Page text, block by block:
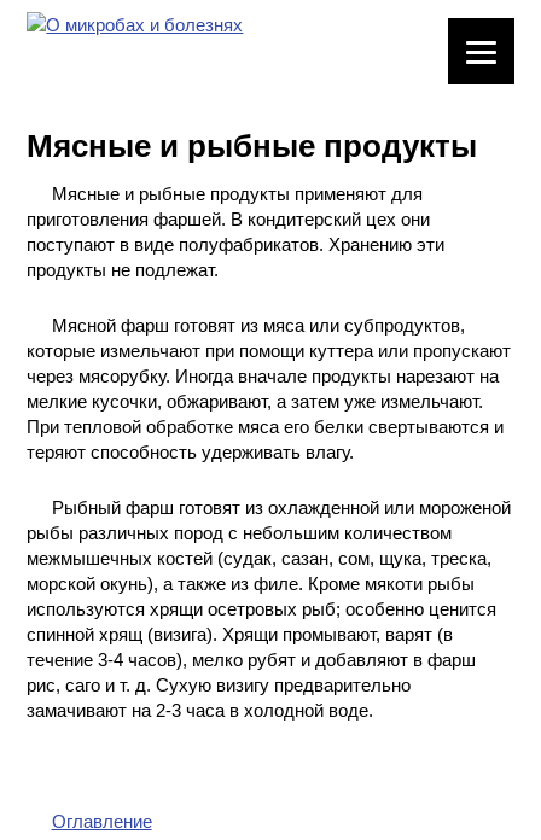
ХИМИЧЕСКАЯ
ВРЕДНЫЕ
ФАКТОРЫ
МЕТОДЫ
ПРАКТИЧЕСКОЙ
ХИМИИ
ХИМИЯ НА
ПРОИЗВОДСТВЕ
ТЕХНОЛОГИЯ
КОНТАКТЫ
Мясные и рыбные продукты
Мясные и рыбные продукты применяют для
приготовления фаршей. В кондитерский цех они
поступают в виде полуфабрикатов. Хранению эти
продукты не подлежат.
Мясной фарш готовят из мяса или субпродуктов,
которые измельчают при помощи куттера или пропускают
через мясорубку. Иногда вначале продукты нарезают на
мелкие кусочки, обжаривают, а затем уже измельчают.
При тепловой обработке мяса его белки свертываются и
теряют способность удерживать влагу.
Рыбный фарш готовят из охлажденной или мороженой
рыбы различных пород с небольшим количеством
межмышечных костей (судак, сазан, сом, щука, треска,
морской окунь), а также из филе. Кроме мякоти рыбы
используются хрящи осетровых рыб; особенно ценится
спинной хрящ (визига). Хрящи промывают, варят (в
течение 3-4 часов), мелко рубят и добавляют в фарш
рис, саго и т. д. Сухую визигу предварительно
замачивают на 2-3 часа в холодной воде.
Оглавление